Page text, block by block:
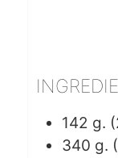
142 g.
340 g.